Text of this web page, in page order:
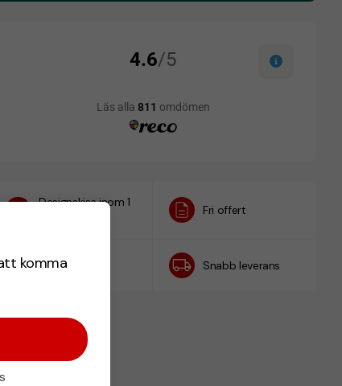
komma
Designskiss inom 1
Fri offert
Prisgaranti Snabb leverans